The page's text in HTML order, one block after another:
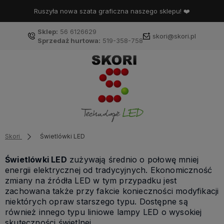
Ruszyła nowa szata graficzna naszego sklepu! ❤️
Sklep: 56 6126629
Sprzedaż hurtowa: 519-358-758
skori@skori.pl
Skori Świetlówki LED
Świetlówki LED zużywają średnio o połowę mniej
energii elektrycznej od tradycyjnych. Ekonomiczność
zmiany na źródła LED w tym przypadku jest
zachowana także przy fakcie konieczności modyfikacji
niektórych opraw starszego typu. Dostępne są
również innego typu liniowe lampy LED o wysokiej